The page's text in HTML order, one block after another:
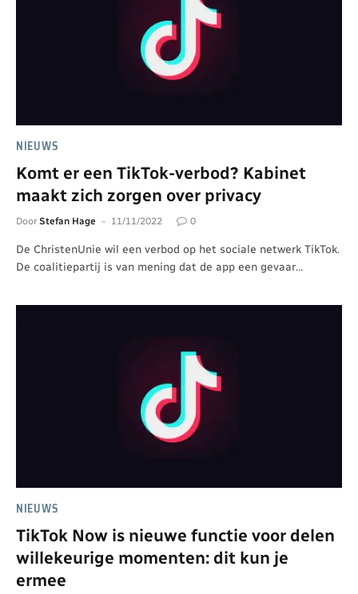
NIEUWS
Komt er een TikTok-verbod? Kabinet
maakt zich zorgen over privacy
Door Stefan Hage 11/11/2022 0
De ChristenUnie wil een verbod op het sociale netwerk TikTok.
De coalitiepartij is van mening dat de app een gevaar…
NIEUWS
TikTok Now is nieuwe functie voor delen
willekeurige momenten: dit kun je
ermee